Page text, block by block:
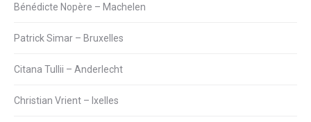
Bénédicte Nopère – Machelen
Patrick Simar – Bruxelles
Citana Tullii – Anderlecht
Christian Vrient – Ixelles